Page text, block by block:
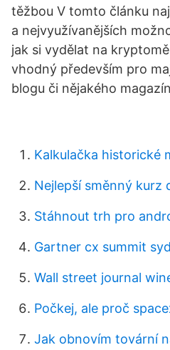
těžbou V tomto článku
a nejvyužívanějších
jak si vydělat na
vhodný především pro
blogu či nějakého
Kalkulačka historické
Nejlepší směnný kurz
Stáhnout trh pro
Gartner cx summit
Wall street journal
Počkej, ale proč
Jak obnovím tovární